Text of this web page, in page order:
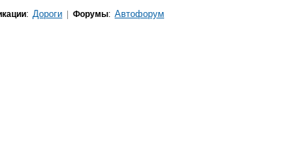
: Дороги Форумы: Автофорум